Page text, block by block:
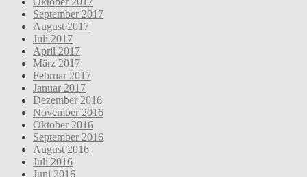
September 2017
August 2017
Juli 2017
April 2017
März 2017
Februar 2017
Januar 2017
Dezember 2016
November 2016
Oktober 2016
September 2016
August 2016
Juli 2016
Juni 2016